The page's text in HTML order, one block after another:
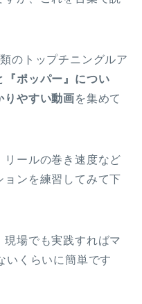
のトップチニングルア
『ポッパー』につい
りやすい動画を集めて
リールの巻き速度など
ョンを練習してみて下
場でも実践すればマ
いくらいに簡単です